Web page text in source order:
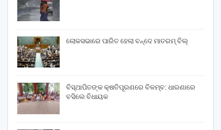
ଲୋକସଭାରେ ପାରିତ ହେଲା ବନ୍ଦେ ମାତରମ୍‌ ବିଲ୍‌
ବିସ୍ଥାପିତଙ୍କ କ୍ଷତିପୂରଣରେ ବିଳମ୍ବ: ଧାରଣାରେ
ବସିଲେ ବିଧାୟକ